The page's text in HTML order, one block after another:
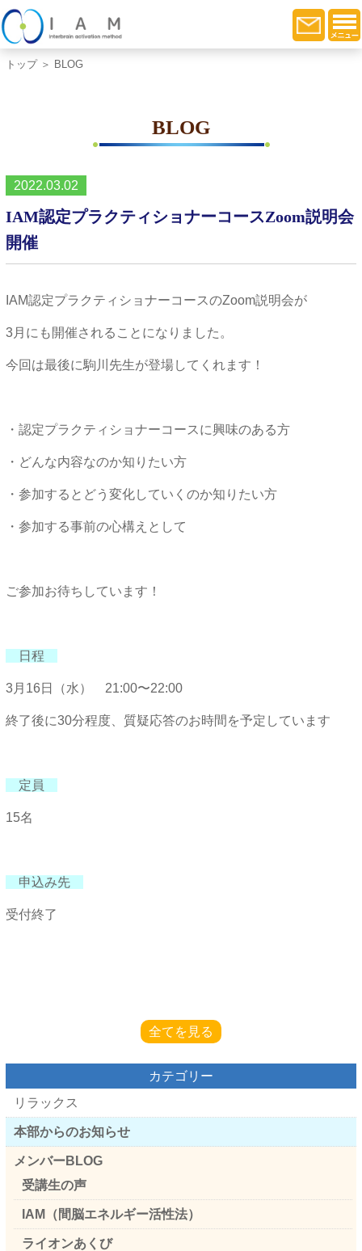
トップ＞ BLOG
BLOG
2022.03.02
IAM認定プラクティショナーコースZoom説明会
開催
IAM認定プラクティショナーコースのZoom説明会が
3月にも開催されることになりました。
今回は最後に駒川先生が登場してくれます！
・認定プラクティショナーコースに興味のある方
・どんな内容なのか知りたい方
・参加するとどう変化していくのか知りたい方
・参加する事前の心構えとして
ご参加お待ちしています！
日程
3月16日（水） 21:00〜22:00
終了後に30分程度、質疑応答のお時間を予定しています
定員
15名
申込み先
受付終了
全てを見る
カテゴリー
リラックス
本部からのお知らせ
メンバーBLOG
受講生の声
IAM（間脳エネルギー活性法）
ライオンあくび